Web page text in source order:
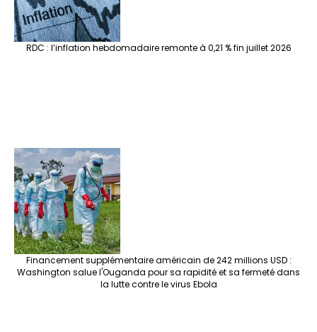
RDC : l’inflation hebdomadaire remonte à 0,21 % fin juillet 2026
Financement supplémentaire américain de 242 millions USD :
Washington salue l'Ouganda pour sa rapidité et sa fermeté dans
la lutte contre le virus Ebola